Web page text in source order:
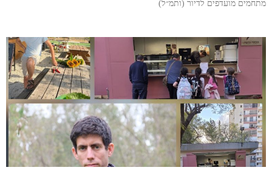
מתחמים מועדפים לדיור (ותמ״ל)